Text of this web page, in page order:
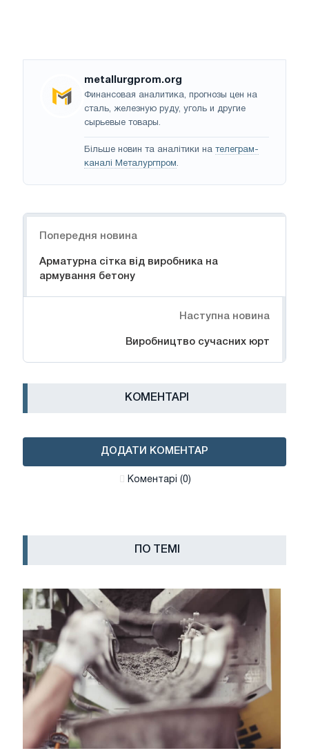
metallurgprom.org
Финансовая аналитика, прогнозы цен на
сталь, железную руду, уголь и другие
сырьевые товары.
Більше новин та аналітики на телеграм-
каналі Металургпром.
Попередня новина
Арматурна сітка від виробника на
армування бетону
Наступна новина
Виробництво сучасних юрт
КОМЕНТАРІ
ДОДАТИ КОМЕНТАР
Коментарі (0)
ПО ТЕМІ